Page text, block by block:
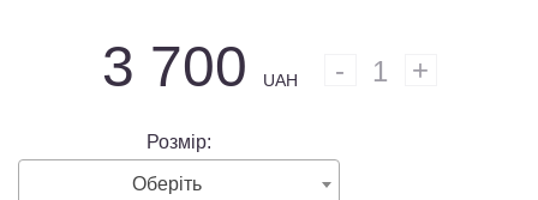
3 700 UAH 1
Розмір:
Оберіть